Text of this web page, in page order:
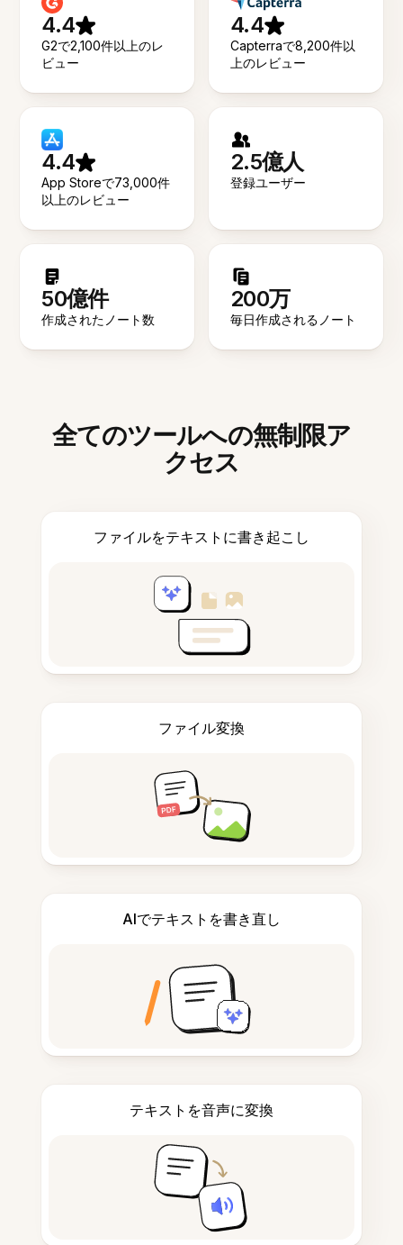
4.4
G2で2,100件以上のレ
ビュー
4.4
Capterraで8,200件以
上のレビュー
4.4
App Storeで73,000件
以上のレビュー
2.5億人
登録ユーザー
50億件
作成されたノート数
200万
毎日作成されるノート
全てのツールへの無制限ア
クセス
ファイルをテキストに書き起こし
ファイル変換
AIでテキストを書き直し
テキストを音声に変換